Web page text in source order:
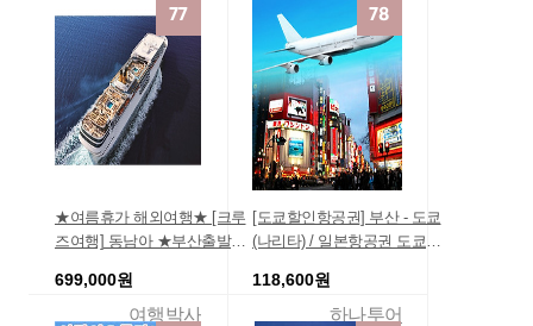
★여름휴가 해외여행★ [크루
즈여행] 동남아 ★부산출발★
여행 3일 , 2018-08-24 출발, 크
루즈여행전문, 크루즈여행견
699,000원
여행박사
[도쿄할인항공권] 부산 - 도쿄
(나리타) / 일본항공권 도쿄항
118,600원
하나투어